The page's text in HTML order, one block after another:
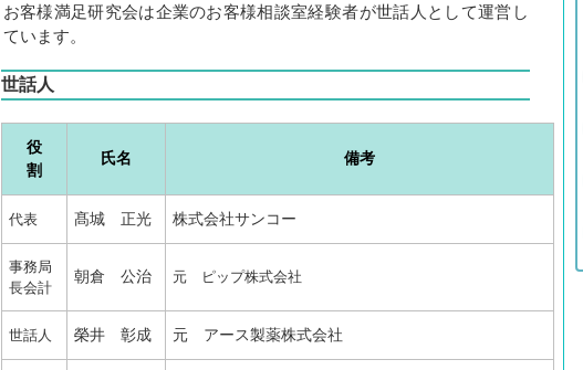
お客様満足研究会は企業のお客様相談室経験者が世話人として運営し
ています。
世話人
役
割
氏名 備考
代表 髙城 正光 株式会社サンコー
事務局
長会計
朝倉 公治 元 ピップ株式会社
世話人 榮井 彰成 元 アース製薬株式会社